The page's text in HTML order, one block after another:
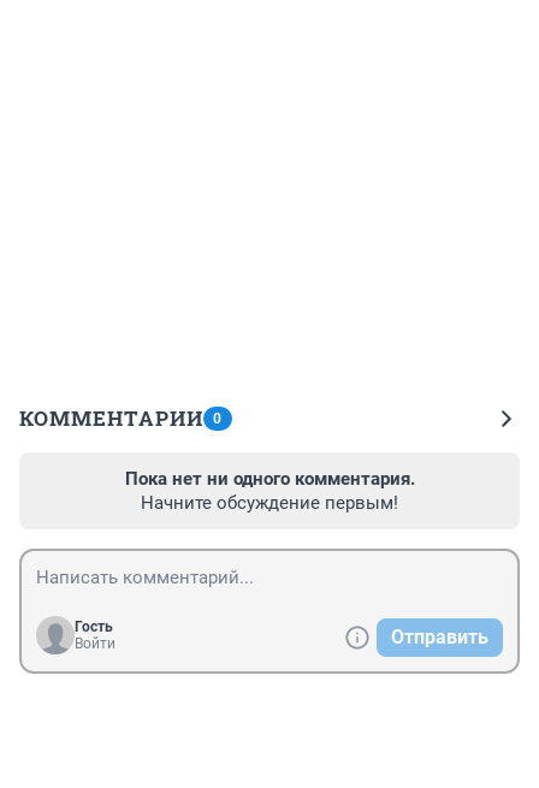
КОММЕНТАРИИ 0
Пока нет ни одного комментария.
Начните обсуждение первым!
Гость
Войти
Отправить